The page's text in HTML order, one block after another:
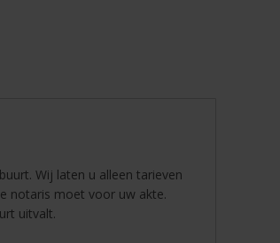
Wij laten u alleen tarieven
notaris moet voor uw akte.
uitvalt.